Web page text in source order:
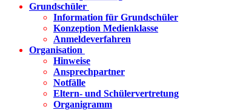
Grundschüler
Information für Grundschüler
Konzeption Medienklasse
Anmeldeverfahren
Organisation
Hinweise
Ansprechpartner
Notfälle
Eltern- und Schülervertretung
Organigramm